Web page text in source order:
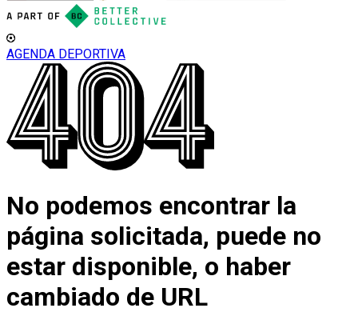
AGENDA DEPORTIVA
No podemos encontrar la
página solicitada, puede no
estar disponible, o haber
cambiado de URL